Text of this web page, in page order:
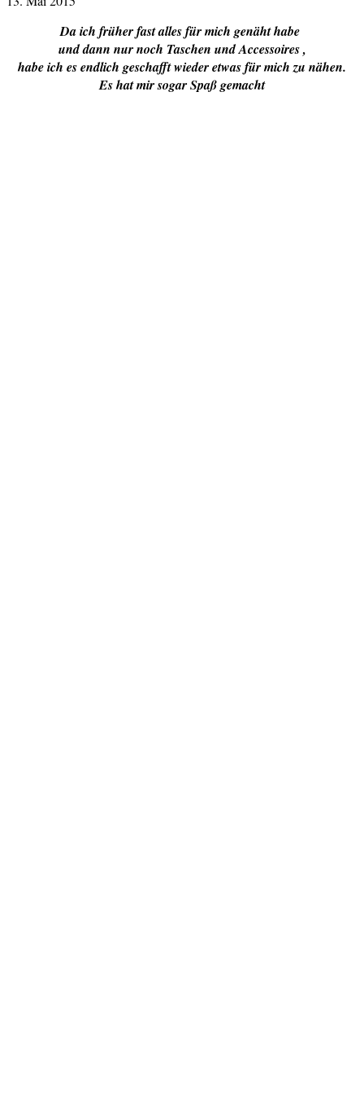
Da ich früher fast alles für mich genäht habe
und dann nur noch Taschen und Accessoires ,
habe ich es endlich geschafft wieder etwas für mich zu nähen.
Es hat mir sogar Spaß gemacht